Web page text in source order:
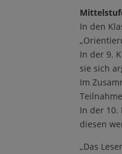
In den
„
In der 9.
sie sich
Im
In der 10.
diesen
„Das